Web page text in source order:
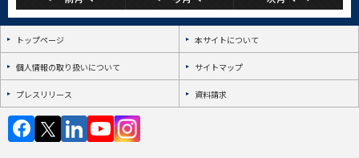
トップページ 本サイトについて
個人情報の取り扱いについて サイトマップ
プレスリリース 資料請求